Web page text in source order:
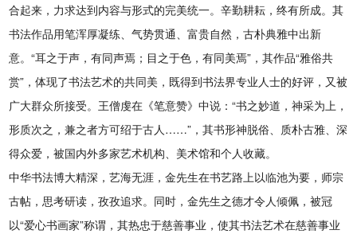
合起来，力求达到内容与形式的完美统一。辛勤耕耘，终有所成。其
书法作品用笔浑厚凝练、气势贯通、富贵自然，古朴典雅中出新
意。“耳之于声，有同声焉；目之于色，有同美焉”，其作品“雅俗共
赏”，体现了书法艺术的共同美，既得到书法界专业人士的好评，又被
广大群众所接受。王僧虔在《笔意赞》中说：“书之妙道，神采为上，
形质次之，兼之者方可绍于古人……”，其书形神脱俗、质朴古雅、深
得众爱，被国内外多家艺术机构、美术馆和个人收藏。
中华书法博大精深，艺海无涯，金先生在书艺路上以临池为要，师宗
古帖，思考研读，孜孜追求。同时，金先生之德才令人倾佩，被冠
以“爱心书画家”称谓，其热忠于慈善事业，使其书法艺术在慈善事业